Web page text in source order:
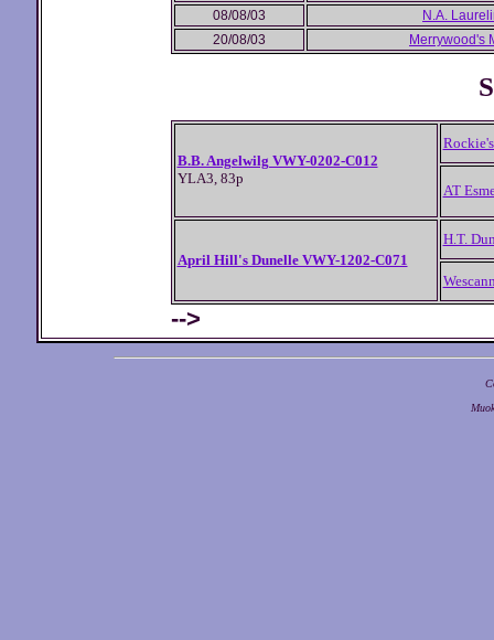
08/08/03
N.A.
20/08/03
Merrywood's
B.B. Angelwilg VWY-0202-C012
YLA3, 83p
AT
April Hill's Dunelle VWY-1202-C071
H.T.
-->